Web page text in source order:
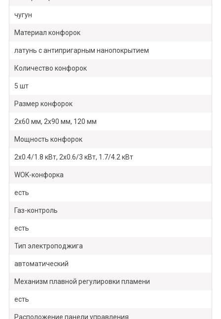
чугун
Материал конфорок
латунь с антипригарным нанопокрытием
Количество конфорок
5 шт
Размер конфорок
2х60 мм, 2х90 мм, 120 мм
Мощность конфорок
2х0.4/1.8 кВт, 2х0.6/3 кВт, 1.7/4.2 кВт
WOK-конфорка
есть
Газ-контроль
есть
Тип электроподжига
автоматический
Механизм плавной регулировки пламени
есть
Расположение панели управления